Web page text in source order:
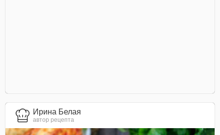
Ирина Белая
автор рецепта